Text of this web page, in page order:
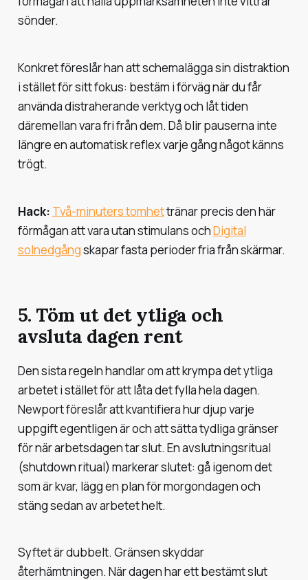
sönder.
Konkret föreslår han att schemalägga sin distraktion
i stället för sitt fokus: bestäm i förväg när du får
använda distraherande verktyg och låt tiden
däremellan vara fri från dem. Då blir pauserna inte
längre en automatisk reflex varje gång något känns
trögt.
Hack: Två-minuters tomhettränar precis den här
förmågan att vara utan stimulans ochDigital
solnedgångskapar fasta perioder fria från skärmar.
5. Töm ut det ytliga och
avsluta dagen rent
Den sista regeln handlar om att krympa det ytliga
arbetet i stället för att låta det fylla hela dagen.
Newport föreslår att kvantifiera hur djup varje
uppgift egentligen är och att sätta tydliga gränser
för när arbetsdagen tar slut. Enavslutningsritual
(shutdown ritual) markerar slutet: gå igenom det
som är kvar, lägg en plan för morgondagen och
stäng sedan av arbetet helt.
Syftet är dubbelt. Gränsen skyddar
återhämtningen. När dagen har ett bestämt slut